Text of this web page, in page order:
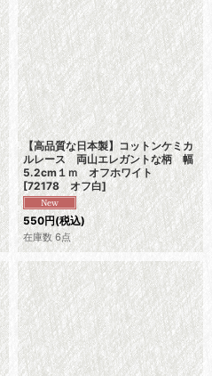
【高品質な日本製】コットンケミカ
ルレース 両山エレガントな柄 幅
5.2cm１ｍ オフホワイト
[72178 オフ白]
550円(税込)
在庫数 6点